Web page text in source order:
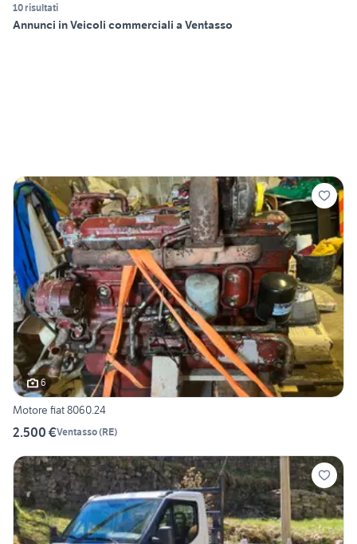
10 risultati
Annunci in Veicoli commerciali a Ventasso
6
Motore fiat 8060.24
2.500 €Ventasso(RE)